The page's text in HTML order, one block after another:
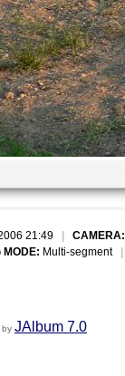
21:49 CAMERA:
MODE: Multi-segment
by JAlbum 7.0